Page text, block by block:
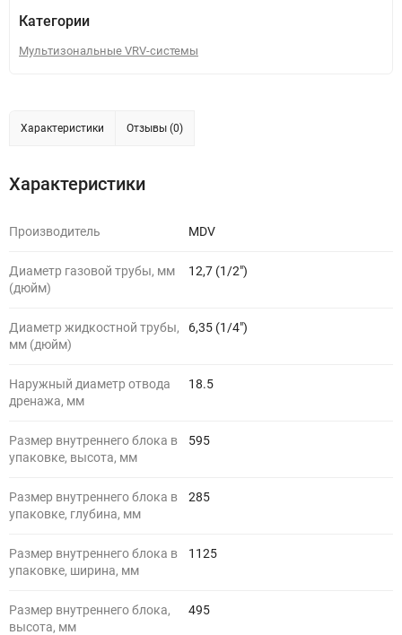
Категории
Мультизональные VRV-системы
Характеристики Отзывы (0)
Характеристики
Производитель MDV
Диаметр газовой трубы, мм
(дюйм)
12,7 (1/2")
Диаметр жидкостной трубы,
мм (дюйм)
6,35 (1/4")
Наружный диаметр отвода
дренажа, мм
18.5
Размер внутреннего блока в
упаковке, высота, мм
595
Размер внутреннего блока в
упаковке, глубина, мм
285
Размер внутреннего блока в
упаковке, ширина, мм
1125
Размер внутреннего блока,
высота, мм
495